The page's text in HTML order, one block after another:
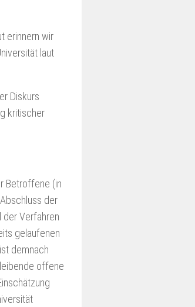
erinnern wir
laut
Diskurs
kritischer
Betroffene (in
der
der Verfahren
gelaufenen
demnach
offene